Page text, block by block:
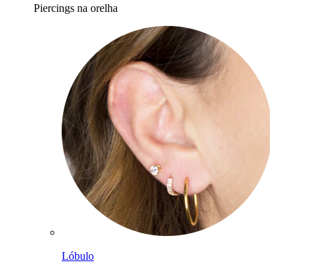
Piercings na orelha
Lóbulo